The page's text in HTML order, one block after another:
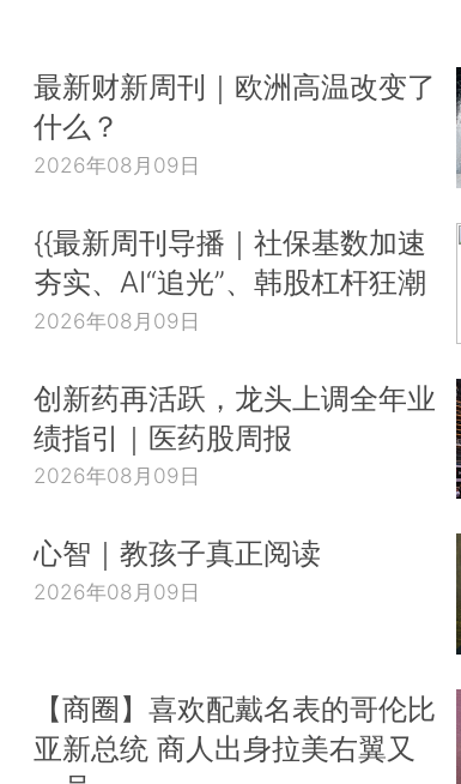
最新财新周刊｜欧洲高温改变了
什么？
2026年08月09日
{{最新周刊导播｜社保基数加速
夯实、AI“追光”、韩股杠杆狂潮
2026年08月09日
创新药再活跃，龙头上调全年业
绩指引｜医药股周报
2026年08月09日
心智｜教孩子真正阅读
2026年08月09日
【商圈】喜欢配戴名表的哥伦比
亚新总统 商人出身拉美右翼又